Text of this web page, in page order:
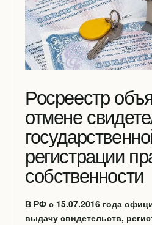
Росреестр
отмене
регистрации
собственности
В РФ с 15.07.2016 года
выдачу свидетельств,